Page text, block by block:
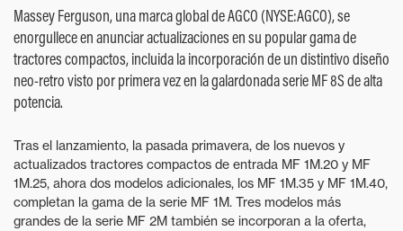
Massey Ferguson, una marca global de AGCO (NYSE:AGCO), se
enorgullece en anunciar actualizaciones en su popular gama de
tractores compactos, incluida la incorporación de un distintivo diseño
neo-retro visto por primera vez en la galardonada serie MF 8S de alta
potencia.
Tras el lanzamiento, la pasada primavera, de los nuevos y
actualizados tractores compactos de entrada MF 1M.20 y MF
1M.25, ahora dos modelos adicionales, los MF 1M.35 y MF 1M.40,
completan la gama de la serie MF 1M. Tres modelos más
grandes de la serie MF 2M también se incorporan a la oferta,